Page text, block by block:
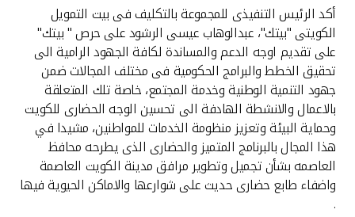
خدمات ما بعد البيع
اتصل بنا
مواقع الفروع وأجهزة الصرف الآلي
ألمانيا
أكد الرئيس التنفيذى للمجموعة بالتكليف فى بيت التمويل
الكويتى "بيتك"، عبدالوهاب عيسى الرشود على حرص " بيتك"
على تقديم اوجه الدعم والمساندة لكافة الجهود الرامية الى
تحقيق الخطط والبرامج الحكومية فى مختلف المجالات ضمن
جهود التنمية الوطنية وخدمة المجتمع، خاصة تلك المتعلقة
بالاعمال والانشطة الهادفة الى تحسين الوجه الحضارى للكويت
وحماية البيئة وتعزيز منظومة الخدمات للمواطنين، مشيدا في
هذا المجال بالبرنامج المتميز والحضارى الذى يطرحه محافظ
العاصمه بشأن تجميل وتطوير مرافق مدينة الكويت العاصمة
واضفاء طابع حضارى حديث على شوارعها والاماكن الحيوية فيها
.